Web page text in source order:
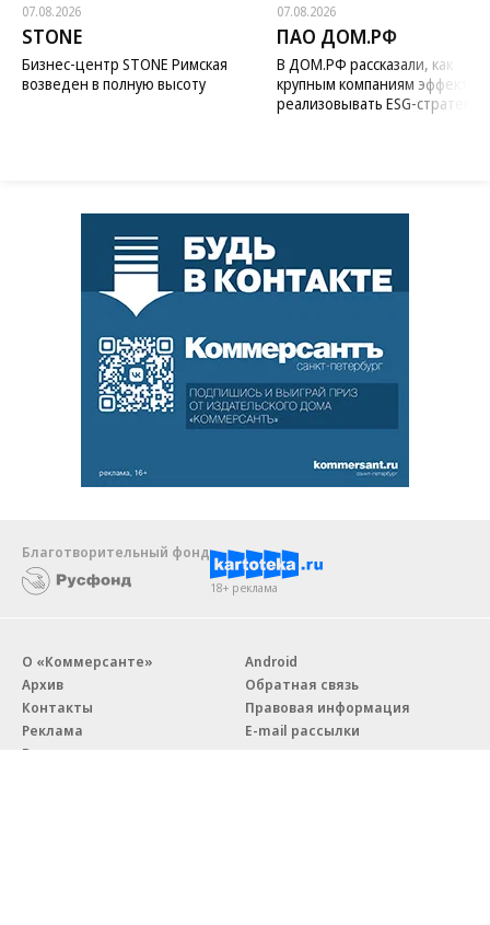
07.08.2026
STONE
Бизнес-центр STONE Римская
возведен в полную высоту
07.08.2026
ПАО ДОМ.РФ
В ДОМ.РФ рассказали, как
крупным компаниям
реализовывать ESG-стратегию
Благотворительный фонд
18+ реклама
О «Коммерсанте»
Архив
Контакты
Реклама
Вакансии
Android
Обратная связь
Правовая информация
E-mail рассылки